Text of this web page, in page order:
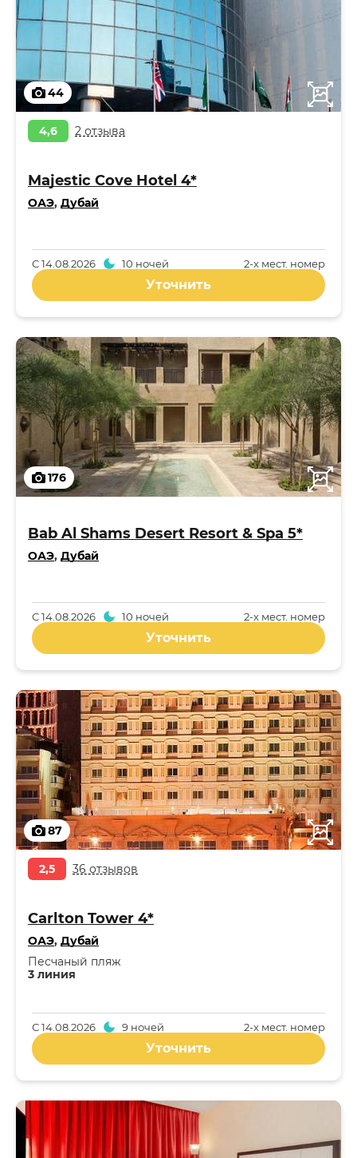
44
4,6 2 отзыва
Majestic Cove Hotel 4*
ОАЭ, Дубай
2-x мест. номер
С14.08.2026 10 ночей
Уточнить
176
Bab Al Shams Desert Resort & Spa 5*
ОАЭ, Дубай
2-x мест. номер
С14.08.2026 10 ночей
Уточнить
87
2,5 36 отзывов
Carlton Tower 4*
ОАЭ, Дубай
3 линия
Песчаный пляж
2-x мест. номер
С14.08.2026 9 ночей
Уточнить